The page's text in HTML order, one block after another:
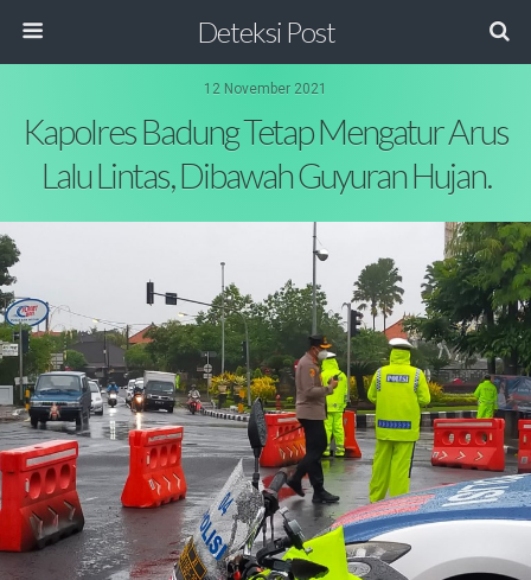
Deteksi Post
12 November 2021
Kapolres Badung Tetap Mengatur Arus
Lalu Lintas, Dibawah Guyuran Hujan.